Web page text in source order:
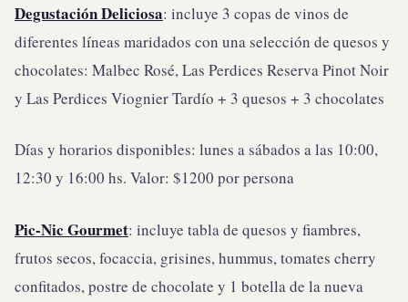
Degustación Deliciosa: incluye 3 copas de vinos de
diferentes líneas maridados con una selección de quesos y
chocolates: Malbec Rosé, Las Perdices Reserva Pinot Noir
y Las Perdices Viognier Tardío + 3 quesos + 3 chocolates
Días y horarios disponibles: lunes a sábados a las 10:00,
12:30 y 16:00 hs. Valor: $1200 por persona
Pic-Nic Gourmet: incluye tabla de quesos y fiambres,
frutos secos, focaccia, grisines, hummus, tomates cherry
confitados, postre de chocolate y 1 botella de la nueva